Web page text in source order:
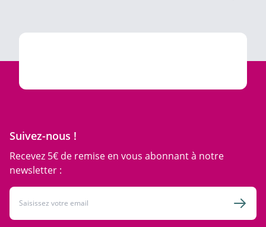
Suivez-nous !
Recevez 5€ de remise en vous abonnant à notre
newsletter :
Adresse email